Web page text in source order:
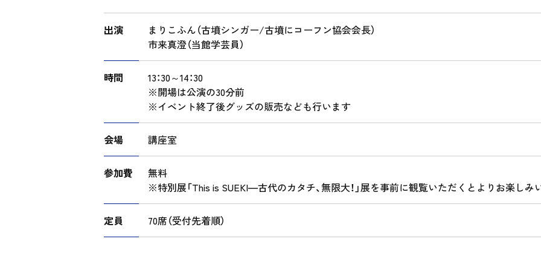
出演
まりこふん（古墳シンガー/古墳にコーフン協会会長）
市来真澄（当館学芸員）
時間
13：30～14：30
※開場は公演の30分前
※イベント終了後グッズの販売なども行います
会場 講座室
参加費
無料
※特別展「This is SUEKI―古代のカタチ、無限大！」展を事前に観覧いただくとよりお楽しみ
定員 70席（受付先着順）